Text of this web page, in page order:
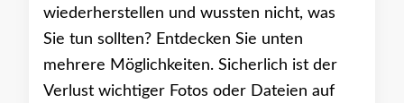
wiederherstellen und wussten nicht, was
Sie tun sollten? Entdecken Sie unten
mehrere Möglichkeiten. Sicherlich ist der
Verlust wichtiger Fotos oder Dateien auf